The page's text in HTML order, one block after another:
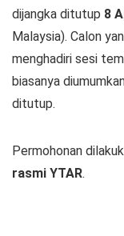
dijangka ditutup 8
Malaysia). Calon
menghadiri sesi
biasanya
ditutup.
Permohonan
rasmi YTAR.